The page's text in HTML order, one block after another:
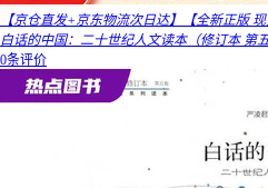
【京仓直发+京东物流次日达】【全新正版
白话的中国：二十世纪人文读本（修订本 第五
0条评价